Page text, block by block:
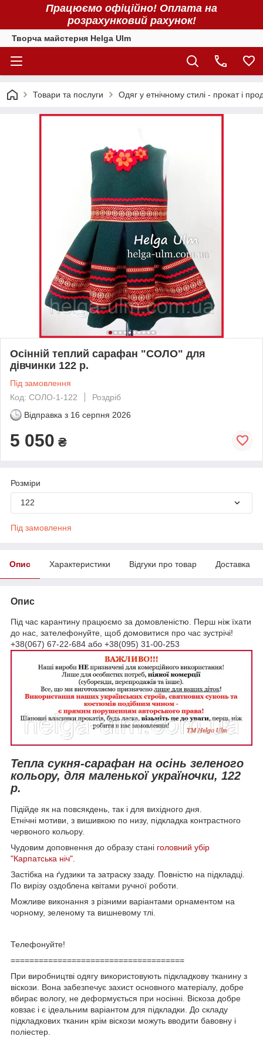
Працюємо офіційно! Оплата на
розрахунковий рахунок!
Творча майстерня Helga Ulm
Товари та послуги Одяг у етнічному стилі - прокат і
Осінній теплий сарафан "СОЛО" для
дівчинки 122 р.
Під замовлення
Код: СОЛО-1-122
Роздріб
Відправка з 16 серпня 2026
5 050 ₴
Розміри
122
Під замовлення
Опис Характеристики Відгуки про товар Доставка
Опис
Під час карантину працюємо за домовленістю. Перш ніж їхати
до нас, зателефонуйте, щоб домовитися про час зустрічі!
+38(067) 67-22-684 або +38(095) 31-00-253
Тепла сукня-сарафан на осінь зеленого
кольору, для маленької україночки, 122
р.
Підійде як на повсякдень, так і для вихідного дня.
Етнічні мотиви, з вишивкою по низу, підкладка контрастного
червоного кольору.
Чудовим доповнення до образу стані головний убір
"Карпатська ніч".
Застібка на ґудзики та затраску ззаду. Повністю на підкладці.
По вирізу оздоблена квітами ручної роботи.
Можливе виконання з різними варіантами орнаментом на
чорному, зеленому та вишневому тлі.
Телефонуйте!
=====================================
При виробництві одягу використовують підкладкову тканину з
віскози
Вона забезпечує захист основного матеріалу, добре
вбирає вологу, не деформується при носінні Віскоза добре
ковзає і є ідеальним варіантом для підкладки
До складу
підкладкових тканин крім віскози можуть вводити бавовну і
поліестер